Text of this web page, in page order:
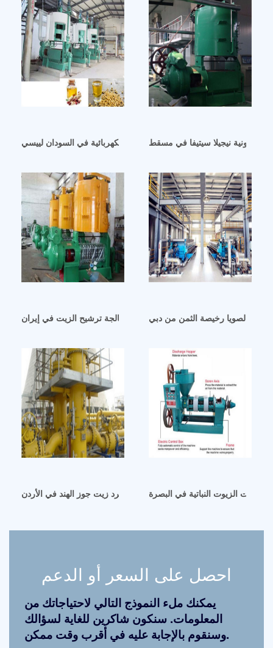
آلة عصر زيت جوز الهند الكهربائية في السودان لييسيالحلزونية نيجيلا سيتيفا في مسقط
آلة معالجة ترشيح الزيت في إيران فول الصويا رخيصة الثمن من دبي
مصدرين وموردين ماكينة طرد زيت جوز الهند في الأردن
مولدات الزيوت النباتية في البصرة
احصل على السعر أو الدعم
يمكنك ملء النموذج التالي لاحتياجاتك من
المعلومات. سنكون شاكرين للغاية لسؤالك
وسنقوم بالإجابة عليه في أقرب وقت ممكن.